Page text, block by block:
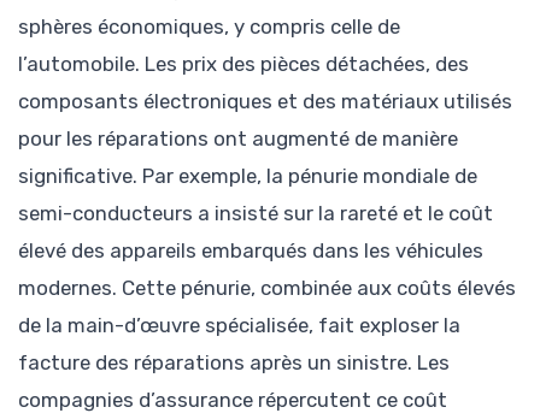
sphères économiques, y compris celle de
l’automobile. Les prix des pièces détachées, des
composants électroniques et des matériaux utilisés
pour les réparations ont augmenté de manière
significative. Par exemple, la pénurie mondiale de
semi-conducteurs a insisté sur la rareté et le coût
élevé des appareils embarqués dans les véhicules
modernes. Cette pénurie, combinée aux coûts élevés
de la main-d’œuvre spécialisée, fait exploser la
facture des réparations après un sinistre. Les
compagnies d’assurance répercutent ce coût